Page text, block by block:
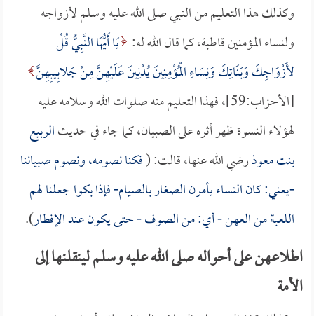
وكذلك هذا التعليم من النبي صلى الله عليه وسلم لأزواجه
ولنساء المؤمنين قاطبة، كما قال الله له: يَا أَيُّهَا النَّبِيُّ قُلْ
لأَزْوَاجِكَ وَبَنَاتِكَ وَنِسَاءِ الْمُؤْمِنِينَ يُدْنِينَ عَلَيْهِنَّ مِنْ جَلابِيبِهِنَّ
[الأحزاب:59]، فهذا التعليم منه صلوات الله وسلامه عليه
لهؤلاء النسوة ظهر أثره على الصبيان، كما جاء في حديثالربيع
بنت معوذرضي الله عنها، قالت: (فكنا نصومه، ونصوم صبياننا
-يعني: كان النساء يأمرن الصغار بالصيام- فإذا بكوا جعلنا لهم
اللعبة من العهن - أي: من الصوف - حتى يكون عند الإفطار).
اطلاعهن على أحواله صلى الله عليه وسلم لينقلنها إلى
الأمة